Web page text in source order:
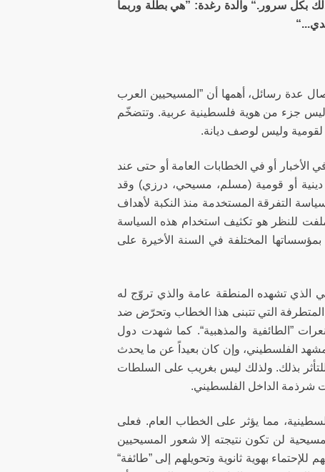
بكل سرور.“ والدة رغدة: ”هي بطلة وربما
عدة رسائل، أهمها أن ”المسيحيين العرب
جزء من هوية فلسطينية عربية. وتتضخّم
وليس لوصف ديانة.
أو في الخطابات العامة أو حتى عند
أو قومية (مسلم، مسيحي، درزي) وقد
التفرقة المستخدمة منذ النكبة لأهداف
للنظر هو تكثيف استخدام هذه السياسة
المختلفة في السنة الأخيرة على
الذي تشهده المنطقة عامة والذي تروّج له
المتطرفة التي تتبنى هذا الخطاب وتحرّض ضد
”الطائفية والمذهبية“. كما شهدت دول
الفلسطيني، وإن كان بعيداً عن ما يحدث
بذلك. ولذلك ليس بغريب على السلطات
شرذمة الداخل الفلسطيني.
مما يؤثر على الخطاب العام. فعلى
لن تكون نتيجته إلا شعور المسيحيين
بهوية ثانوية وتحويلهم إلى ”طائفة“